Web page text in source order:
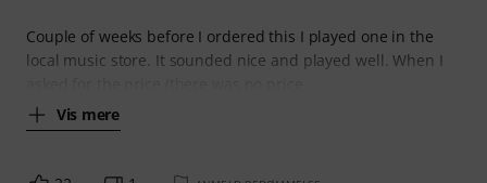
Couple of weeks before I ordered this I played one in the
local music store. It sounded nice and played well. When I
Vis mere